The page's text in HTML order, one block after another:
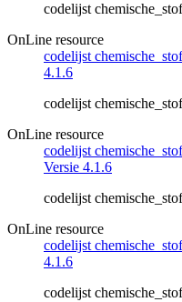
codelijst
OnLine resource
codelijst
4.1.6
codelijst
OnLine resource
codelijst
Versie 4.1.6
codelijst
OnLine resource
codelijst
4.1.6
codelijst